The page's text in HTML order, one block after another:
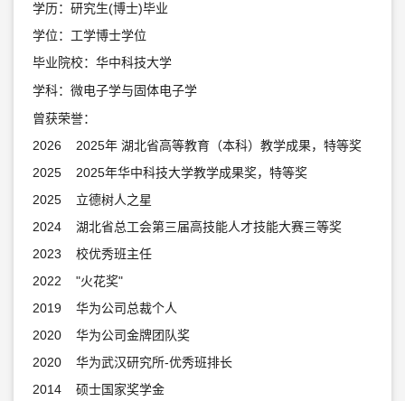
学历：研究生(博士)毕业
学位：工学博士学位
毕业院校：华中科技大学
学科：微电子学与固体电子学
曾获荣誉：
2026 2025年 湖北省高等教育（本科）教学成果，特等奖
2025 2025年华中科技大学教学成果奖，特等奖
2025 立德树人之星
2024 湖北省总工会第三届高技能人才技能大赛三等奖
2023 校优秀班主任
2022 "火花奖"
2019 华为公司总裁个人
2020 华为公司金牌团队奖
2020 华为武汉研究所-优秀班排长
2014 硕士国家奖学金